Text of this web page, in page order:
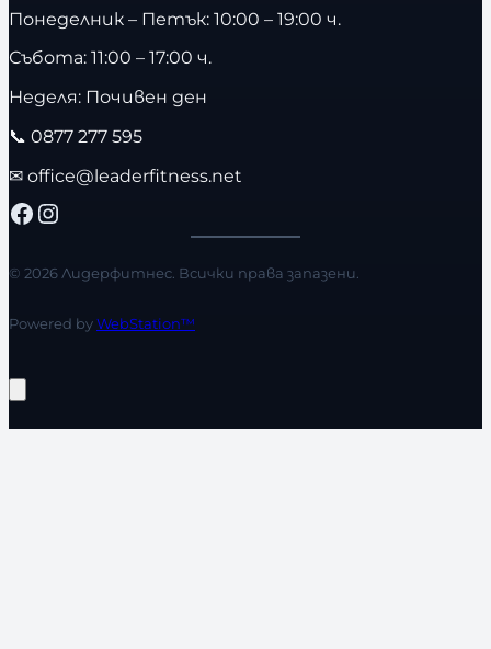
Понеделник – Петък: 10:00 – 19:00 ч.
Събота: 11:00 – 17:00 ч.
Неделя: Почивен ден
📞 0877 277 595
✉ office@leaderfitness.net
Facebook Instagram
© 2026 Лидерфитнес. Всички права запазени.
Powered byWebStation™